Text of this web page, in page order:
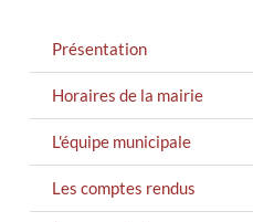
MENU
Présentation
Horaires de la mairie
L'équipe municipale
Les comptes rendus